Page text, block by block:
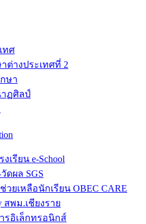
ทศ
ต่างประเทศที่ 2
ษา
ฏศิลป์
เรียน e-School
ดผล SGS
ยเหลือนักเรียน OBEC CARE
สพม.เชียงราย
รอิเล็กทรอนิกส์